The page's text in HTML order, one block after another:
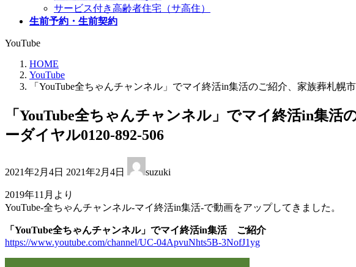
サービス付き高齢者住宅（サ高住）
生前予約・生前契約
YouTube
HOME
YouTube
「YouTube全ちゃんチャンネル」でマイ終活in集活のご紹介、家族葬札
「YouTube全ちゃんチャンネル」でマイ終活in集
ーダイヤル0120-892-506
2021年2月4日 終
新
日
時
:
2021年2月4日 suzuki
2019年11月より
YouTube-全ちゃんチャンネル-マイ終活in集活-で動画をアップしてきました。
「YouTube全ちゃんチャンネル」でマイ終活in集活 ご紹介
https://www.youtube.com/channel/UC-04ApvuNhts5B-3NofJ1yg